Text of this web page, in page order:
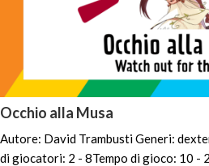
Occhio alla Musa
Autore: David Trambusti Generi:
di giocatori: 2 - 8Tempo di gioco: 10 -